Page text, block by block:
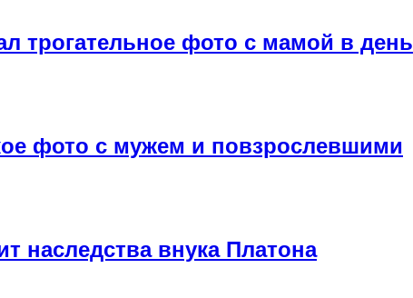
трогательное фото с мамой в день
фото с мужем и повзрослевшими
наследства внука Платона